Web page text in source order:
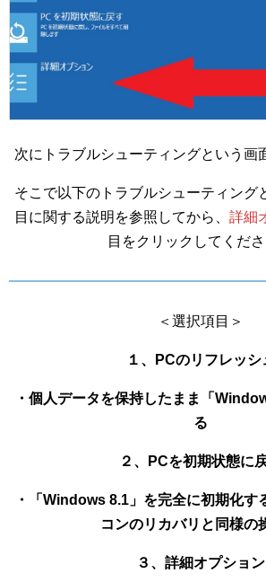
次にトラブルシューティングという画
そこで以下のトラブルシューティング
目に関する説明を参照してから、 詳細
目をクリックしてくださ
＜選択項目＞
１、PCのリフレッシ
・個人データを保持したまま「
る
２、PCを初期状態に
・「Windows 8.1」を完全に初期化す
コンのリカバリと同様の
３、詳細オプション